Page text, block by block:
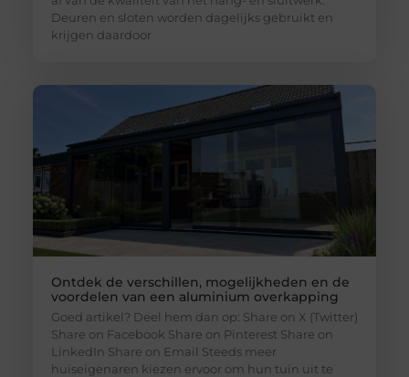
Deuren en sloten worden dagelijks gebruikt en
krijgen daardoor
Ontdek de verschillen, mogelijkheden en de
voordelen van een aluminium overkapping
Goed artikel? Deel hem dan op: Share on X (Twitter)
Share on Facebook Share on Pinterest Share on
LinkedIn Share on Email Steeds meer
huiseigenaren kiezen ervoor om hun tuin uit te